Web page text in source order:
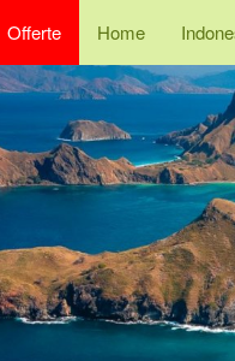
Offerte Home